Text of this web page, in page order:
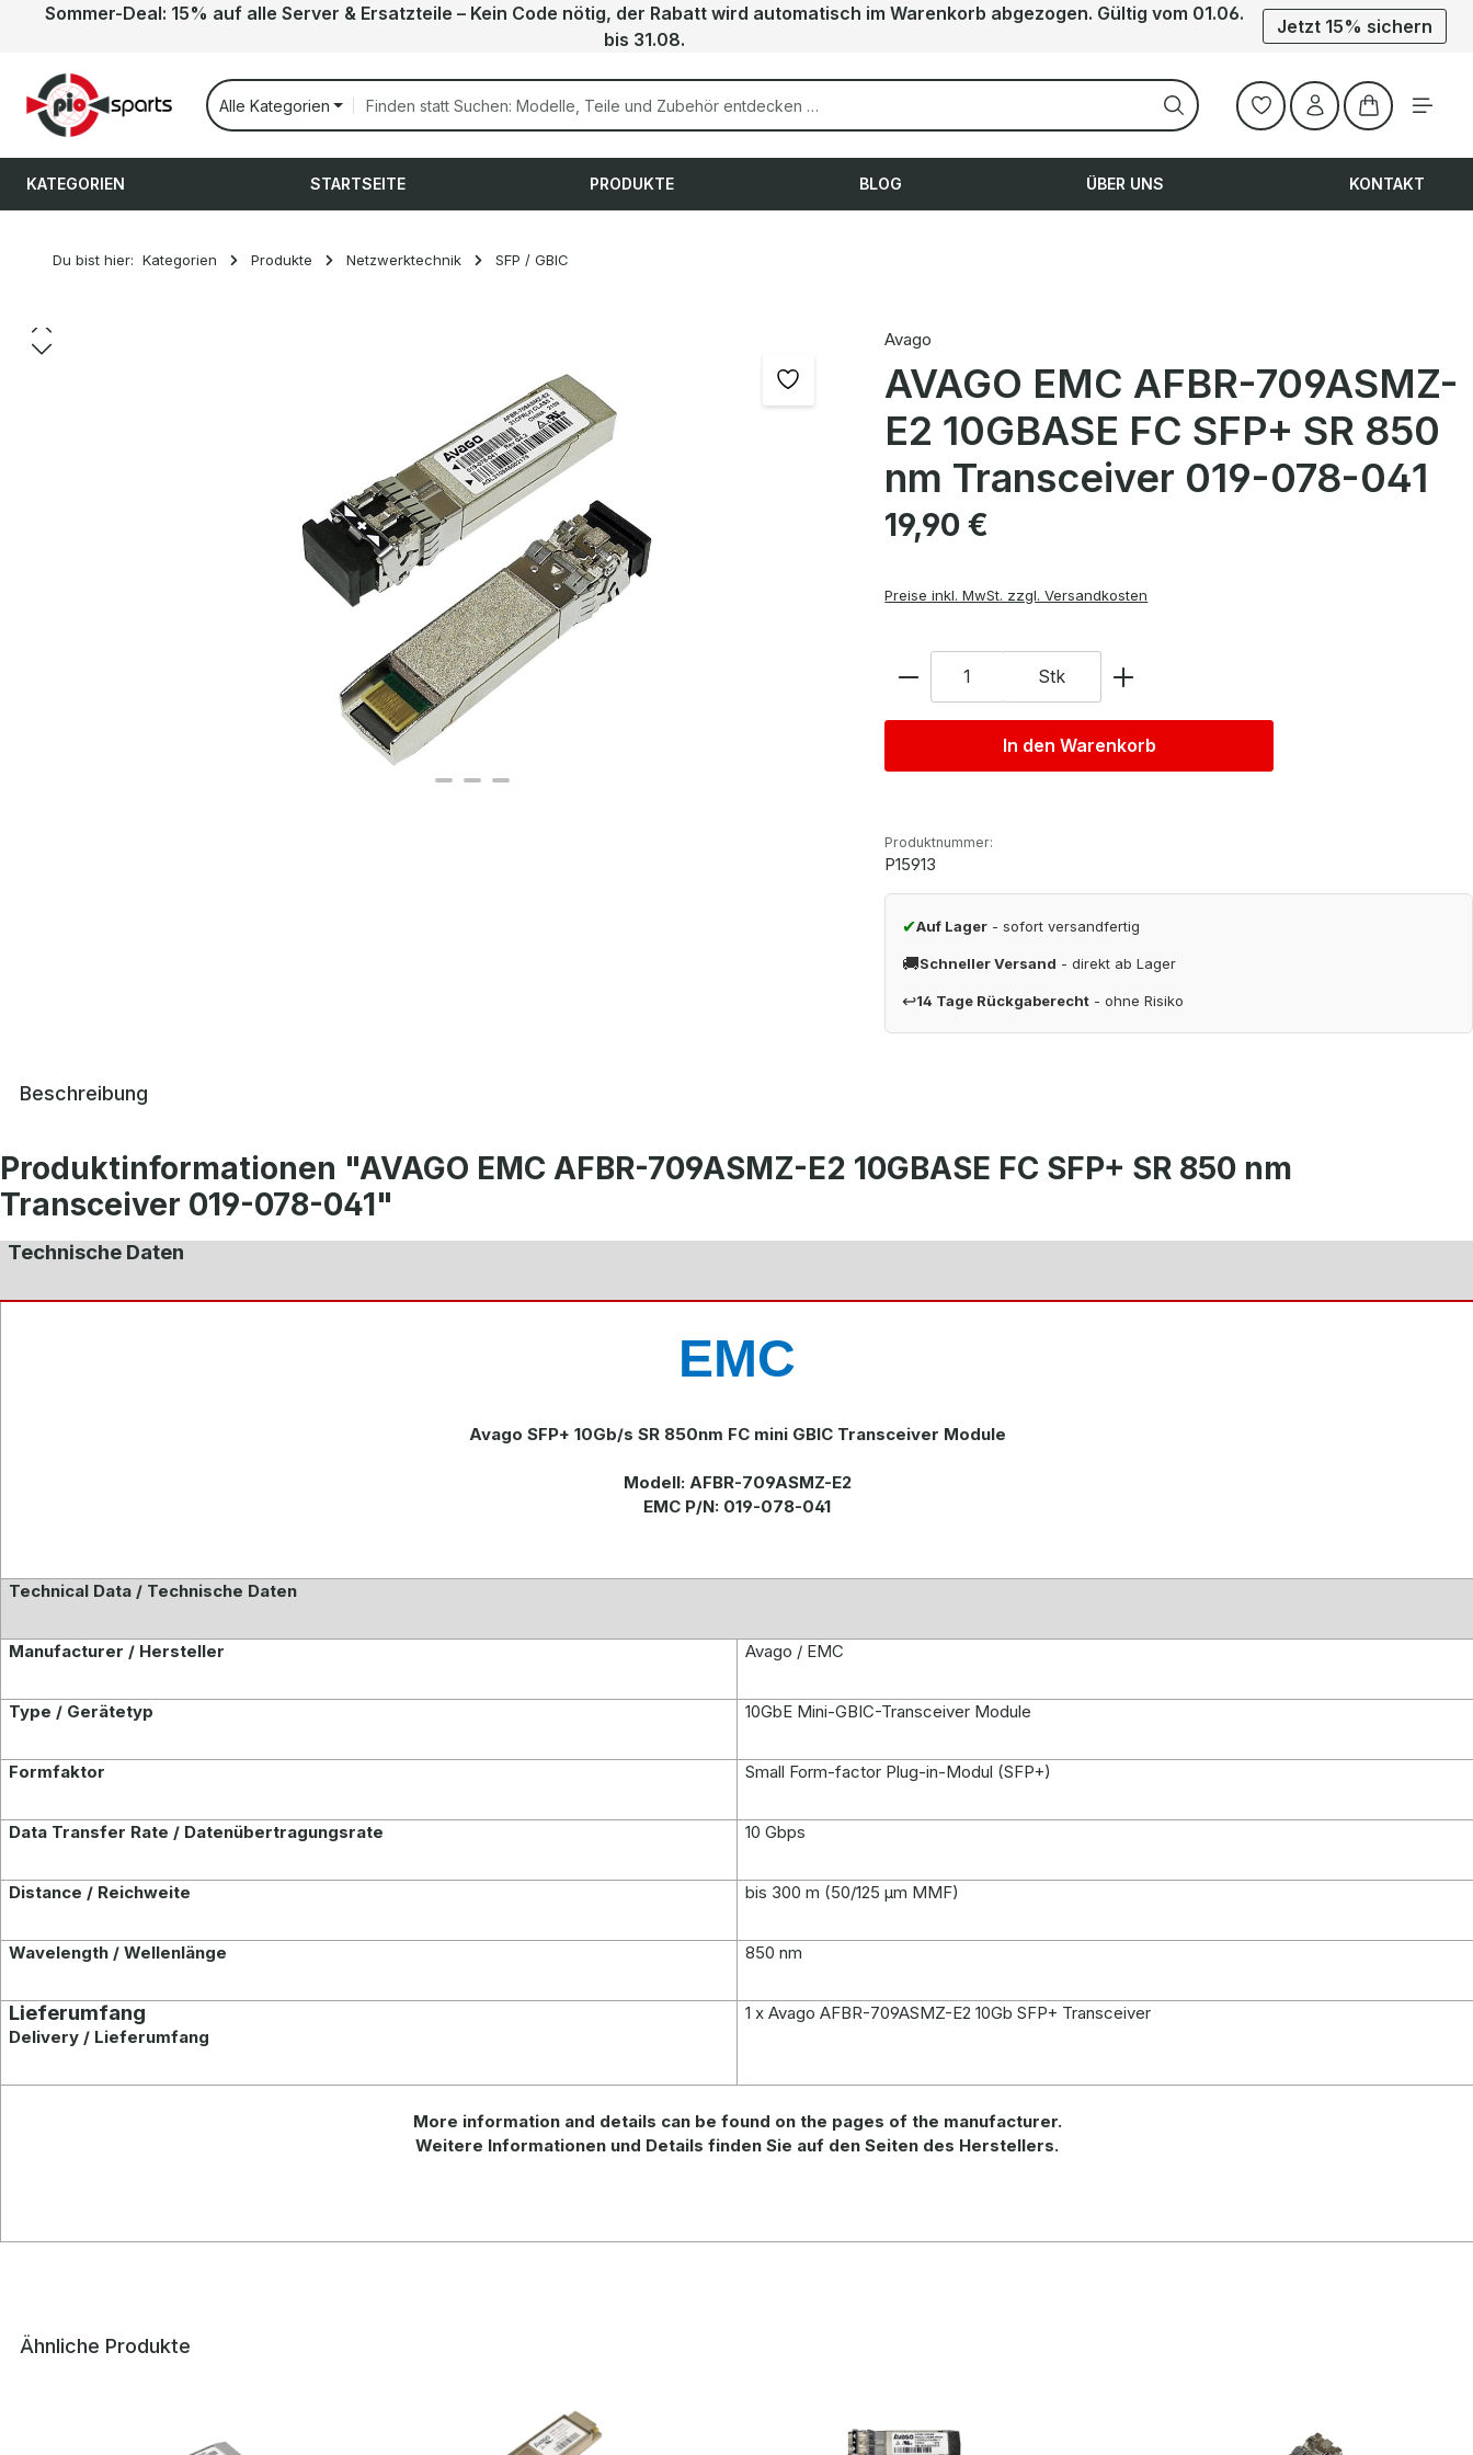
Hauptinhalt springen
Zur Suche springen
Zur Hauptnavigation springen
Sommer-Deal: 15% auf alle Server & Ersatzteile – Kein Code nötig, der Rabatt wird automatisch im Warenkorb abgezogen. Gültig vom 01.06.
bis 31.08.
Jetzt 15% sichern
Alle Kategorien
Warenkorb
KATEGORIEN STARTSEITE PRODUKTE BLOG ÜBER UNS KONTAKT
Du bist hier: Kategorien Produkte Netzwerktechnik SFP / GBIC
Bildergalerie überspringen Avago
AVAGO EMC AFBR-709ASMZ-
E2 10GBASE FC SFP+ SR 850
nm Transceiver 019-078-041
Regulärer Preis:
19,90 €
Preise inkl. MwSt. zzgl. Versandkosten
Anzahl Stk
In den Warenkorb
Produktnummer:
P15913
✔Auf Lager - sofort versandfertig
🚚Schneller Versand - direkt ab Lager
↩14 Tage Rückgaberecht - ohne Risiko
Beschreibung
Produktinformationen "AVAGO EMC AFBR-709ASMZ-E2 10GBASE FC SFP+ SR 850 nm
Transceiver 019-078-041"
Technische Daten
EMC
Avago SFP+ 10Gb/s SR 850nm FC mini GBIC Transceiver Module
Modell: AFBR-709ASMZ-E2
EMC P/N: 019-078-041
Technical Data / Technische Daten
Manufacturer / Hersteller Avago / EMC
Type / Gerätetyp 10GbE Mini-GBIC-Transceiver Module
Formfaktor Small Form-factor Plug-in-Modul (SFP+)
Data Transfer Rate / Datenübertragungsrate 10 Gbps
Distance / Reichweite bis 300 m (50/125 µm MMF)
Wavelength / Wellenlänge 850 nm
Lieferumfang
Delivery / Lieferumfang
1 x Avago AFBR-709ASMZ-E2 10Gb SFP+ Transceiver
More information and details can be found on the pages of the manufacturer.
Weitere Informationen und Details finden Sie auf den Seiten des Herstellers.
Ähnliche Produkte